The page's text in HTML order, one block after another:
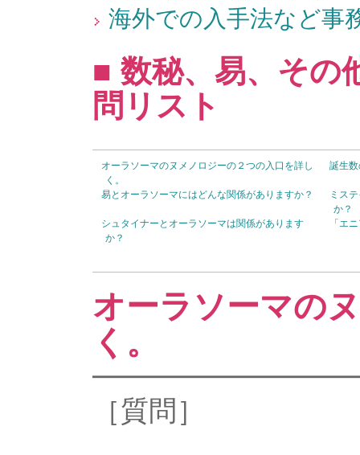
海外での入手法など事
■ 数秘、易、その
問リスト
オーラソーマのヌメノロジーの２つの入口を詳し
く。
誕生
易とオーラソーマにはどんな関係がありますか？
ミス
か？
シュタイナーとオーラソーマは関係があります
か？
「エ
オーラソーマの
く。
［質問］